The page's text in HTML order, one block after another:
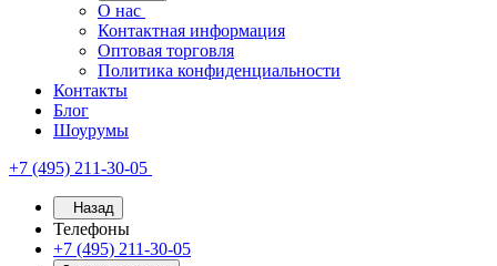
О нас
Контактная информация
Оптовая торговля
Политика конфиденциальности
Контакты
Блог
Шоурумы
+7 (495) 211-30-05
Назад
Телефоны
+7 (495) 211-30-05